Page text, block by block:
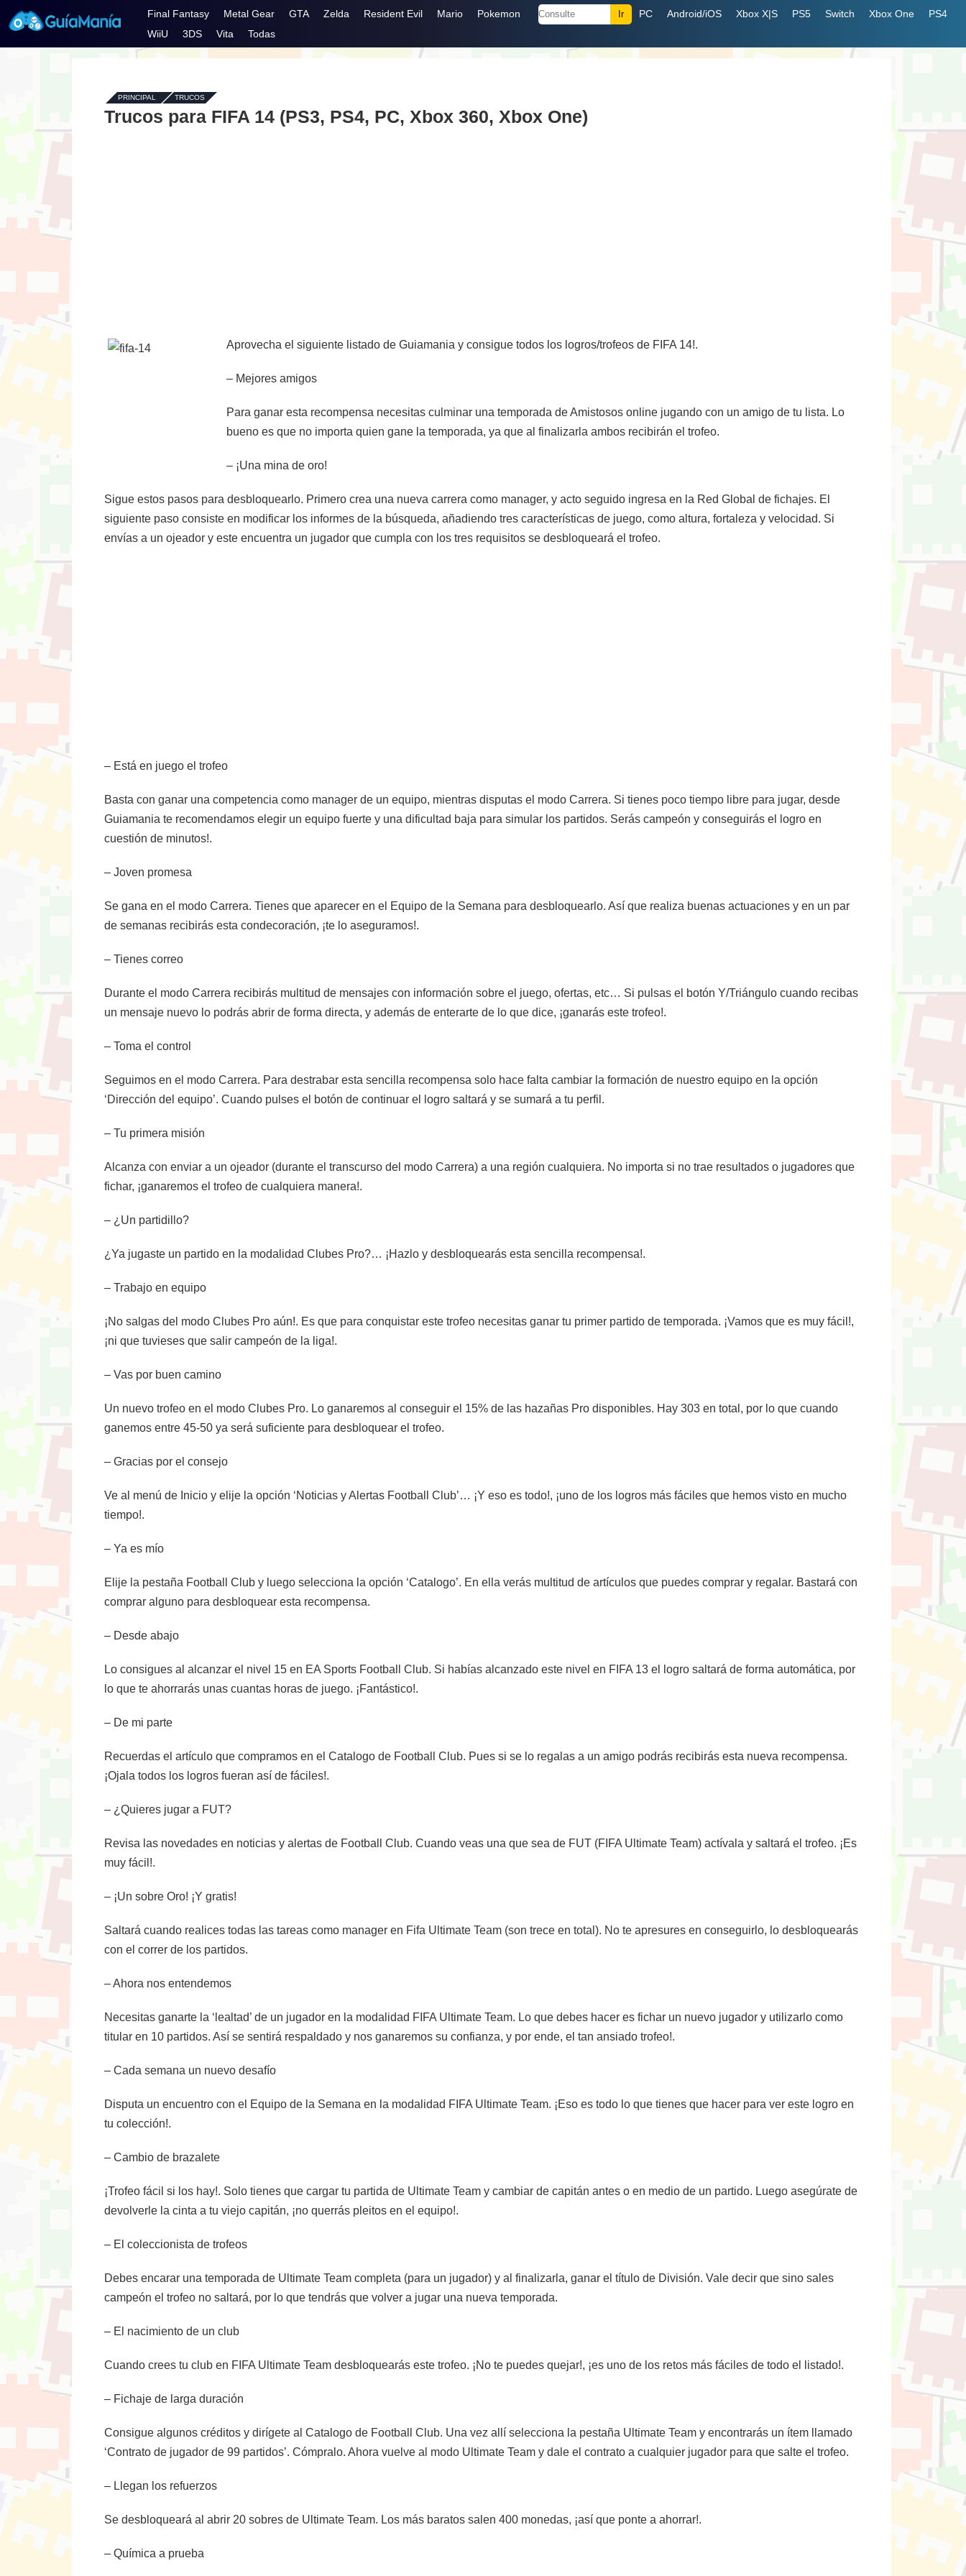
Final Fantasy Metal Gear GTA Zelda Resident Evil Mario Pokemon PC Android/iOS Xbox X|S PS5 Switch Xbox One
PS4
WiiU
3DS Vita Todas
PRINCIPAL - TRUCOS
Trucos para FIFA 14 (PS3, PS4, PC, Xbox 360, Xbox One)
Aprovecha el siguiente listado de Guiamania y consigue todos los logros/trofeos de FIFA 14!.
– Mejores amigos
Para ganar esta recompensa necesitas culminar una temporada de Amistosos online jugando con un amigo de tu lista. Lo
bueno es que no importa quien gane la temporada, ya que al finalizarla ambos recibirán el trofeo.
– ¡Una mina de oro!
Sigue estos pasos para desbloquearlo. Primero crea una nueva carrera como manager, y acto seguido ingresa en la Red Global de fichajes. El
siguiente paso consiste en modificar los informes de la búsqueda, añadiendo tres características de juego, como altura, fortaleza y velocidad. Si
envías a un ojeador y este encuentra un jugador que cumpla con los tres requisitos se desbloqueará el trofeo.
– Está en juego el trofeo
Basta con ganar una competencia como manager de un equipo, mientras disputas el modo Carrera. Si tienes poco tiempo libre para jugar, desde
Guiamania te recomendamos elegir un equipo fuerte y una dificultad baja para simular los partidos. Serás campeón y conseguirás el logro en
cuestión de minutos!.
– Joven promesa
Se gana en el modo Carrera. Tienes que aparecer en el Equipo de la Semana para desbloquearlo. Así que realiza buenas actuaciones y en un par
de semanas recibirás esta condecoración, ¡te lo aseguramos!.
– Tienes correo
Durante el modo Carrera recibirás multitud de mensajes con información sobre el juego, ofertas, etc… Si pulsas el botón Y/Triángulo cuando recibas
un mensaje nuevo lo podrás abrir de forma directa, y además de enterarte de lo que dice, ¡ganarás este trofeo!.
– Toma el control
Seguimos en el modo Carrera. Para destrabar esta sencilla recompensa solo hace falta cambiar la formación de nuestro equipo en la opción
‘Dirección del equipo’. Cuando pulses el botón de continuar el logro saltará y se sumará a tu perfil.
– Tu primera misión
Alcanza con enviar a un ojeador (durante el transcurso del modo Carrera) a una región cualquiera. No importa si no trae resultados o jugadores que
fichar, ¡ganaremos el trofeo de cualquiera manera!.
– ¿Un partidillo?
¿Ya jugaste un partido en la modalidad Clubes Pro?… ¡Hazlo y desbloquearás esta sencilla recompensa!.
– Trabajo en equipo
¡No salgas del modo Clubes Pro aún!. Es que para conquistar este trofeo necesitas ganar tu primer partido de temporada. ¡Vamos que es muy fácil!,
¡ni que tuvieses que salir campeón de la liga!.
– Vas por buen camino
Un nuevo trofeo en el modo Clubes Pro. Lo ganaremos al conseguir el 15% de las hazañas Pro disponibles. Hay 303 en total, por lo que cuando
ganemos entre 45-50 ya será suficiente para desbloquear el trofeo.
– Gracias por el consejo
Ve al menú de Inicio y elije la opción ‘Noticias y Alertas Football Club’… ¡Y eso es todo!, ¡uno de los logros más fáciles que hemos visto en mucho
tiempo!.
– Ya es mío
Elije la pestaña Football Club y luego selecciona la opción ‘Catalogo’. En ella verás multitud de artículos que puedes comprar y regalar. Bastará con
comprar alguno para desbloquear esta recompensa.
– Desde abajo
Lo consigues al alcanzar el nivel 15 en EA Sports Football Club. Si habías alcanzado este nivel en FIFA 13 el logro saltará de forma automática, por
lo que te ahorrarás unas cuantas horas de juego. ¡Fantástico!.
– De mi parte
Recuerdas el artículo que compramos en el Catalogo de Football Club. Pues si se lo regalas a un amigo podrás recibirás esta nueva recompensa.
¡Ojala todos los logros fueran así de fáciles!.
– ¿Quieres jugar a FUT?
Revisa las novedades en noticias y alertas de Football Club. Cuando veas una que sea de FUT (FIFA Ultimate Team) actívala y saltará el trofeo. ¡Es
muy fácil!.
– ¡Un sobre Oro! ¡Y gratis!
Saltará cuando realices todas las tareas como manager en Fifa Ultimate Team (son trece en total). No te apresures en conseguirlo, lo desbloquearás
con el correr de los partidos.
– Ahora nos entendemos
Necesitas ganarte la ‘lealtad’ de un jugador en la modalidad FIFA Ultimate Team. Lo que debes hacer es fichar un nuevo jugador y utilizarlo como
titular en 10 partidos. Así se sentirá respaldado y nos ganaremos su confianza, y por ende, el tan ansiado trofeo!.
– Cada semana un nuevo desafío
Disputa un encuentro con el Equipo de la Semana en la modalidad FIFA Ultimate Team. ¡Eso es todo lo que tienes que hacer para ver este logro en
tu colección!.
– Cambio de brazalete
¡Trofeo fácil si los hay!. Solo tienes que cargar tu partida de Ultimate Team y cambiar de capitán antes o en medio de un partido. Luego asegúrate de
devolverle la cinta a tu viejo capitán, ¡no querrás pleitos en el equipo!.
– El coleccionista de trofeos
Debes encarar una temporada de Ultimate Team completa (para un jugador) y al finalizarla, ganar el título de División. Vale decir que sino sales
campeón el trofeo no saltará, por lo que tendrás que volver a jugar una nueva temporada.
– El nacimiento de un club
Cuando crees tu club en FIFA Ultimate Team desbloquearás este trofeo. ¡No te puedes quejar!, ¡es uno de los retos más fáciles de todo el listado!.
– Fichaje de larga duración
Consigue algunos créditos y dirígete al Catalogo de Football Club. Una vez allí selecciona la pestaña Ultimate Team y encontrarás un ítem llamado
‘Contrato de jugador de 99 partidos’. Cómpralo. Ahora vuelve al modo Ultimate Team y dale el contrato a cualquier jugador para que salte el trofeo.
– Llegan los refuerzos
Se desbloqueará al abrir 20 sobres de Ultimate Team. Los más baratos salen 400 monedas, ¡así que ponte a ahorrar!.
– Química a prueba